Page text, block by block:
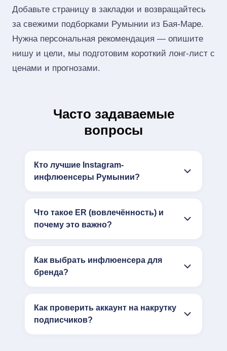
Добавьте страницу в закладки и возвращайтесь
за свежими подборками Румынии из Бая-Маре.
Нужна персональная рекомендация — опишите
нишу и цели, мы подготовим короткий лонг‑лист с
ценами и прогнозами.
Часто задаваемые
вопросы
Кто лучшие Instagram-
инфлюенсеры Румынии?
Что такое ER (вовлечённость) и
почему это важно?
Как выбрать инфлюенсера для
бренда?
Как проверить аккаунт на накрутку
подписчиков?